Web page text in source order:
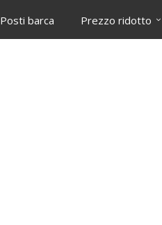
Posti barca Prezzo ridotto